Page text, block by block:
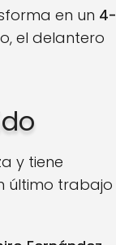
en un 4-
el delantero
y tiene
último trabajo